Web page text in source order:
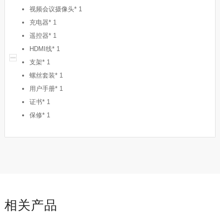
视频会议摄像头* 1
充电器* 1
遥控器* 1
HDMI线* 1
支架* 1
螺丝套装* 1
用户手册* 1
证书* 1
保修* 1
相关产品